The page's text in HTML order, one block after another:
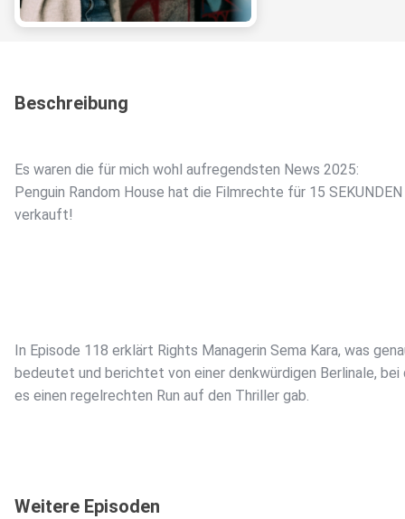
Beschreibung
Es waren die für mich wohl aufregendsten News 2025:
Penguin Random House hat die Filmrechte für 15 SEKUNDEN
verkauft!
In Episode 118 erklärt Rights Managerin Sema Kara, was
bedeutet und berichtet von einer denkwürdigen Berlinale, bei
es einen regelrechten Run auf den Thriller gab.
Weitere Episoden